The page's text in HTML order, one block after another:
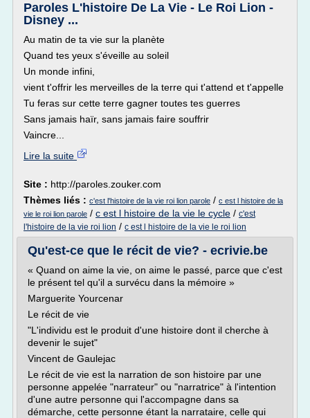
Paroles L'histoire De La Vie - Le Roi Lion -
Disney ...
Au matin de ta vie sur la planète
Quand tes yeux s'éveille au soleil
Un monde infini,
vient t'offrir les merveilles de la terre qui t'attend et t'appelle
Tu feras sur cette terre gagner toutes tes guerres
Sans jamais haïr, sans jamais faire souffrir
Vaincre...
Lire la suite
Site : http://paroles.zouker.com
Thèmes liés : c'est l'histoire de la vie roi lion parole / c est l histoire de la
vie le roi lion parole / c est l histoire de la vie le cycle / c'est
l'histoire de la vie roi lion / c est l histoire de la vie le roi lion
Qu'est-ce que le récit de vie? - ecrivie.be
« Quand on aime la vie, on aime le passé, parce que c'est
le présent tel qu'il a survécu dans la mémoire »
Marguerite Yourcenar
Le récit de vie
"L'individu est le produit d'une histoire dont il cherche à
devenir le sujet"
Vincent de Gaulejac
Le récit de vie est la narration de son histoire par une
personne appelée "narrateur" ou "narratrice" à l'intention
d'une autre personne qui l'accompagne dans sa
démarche, cette personne étant la narrataire, celle qui